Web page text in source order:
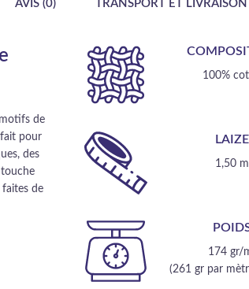
AVIS (0) TRANSPORT ET LIVRAISON
de
pour
des
faites de
100%
LAIZE
1,50 m
174 gr/
(261 gr par